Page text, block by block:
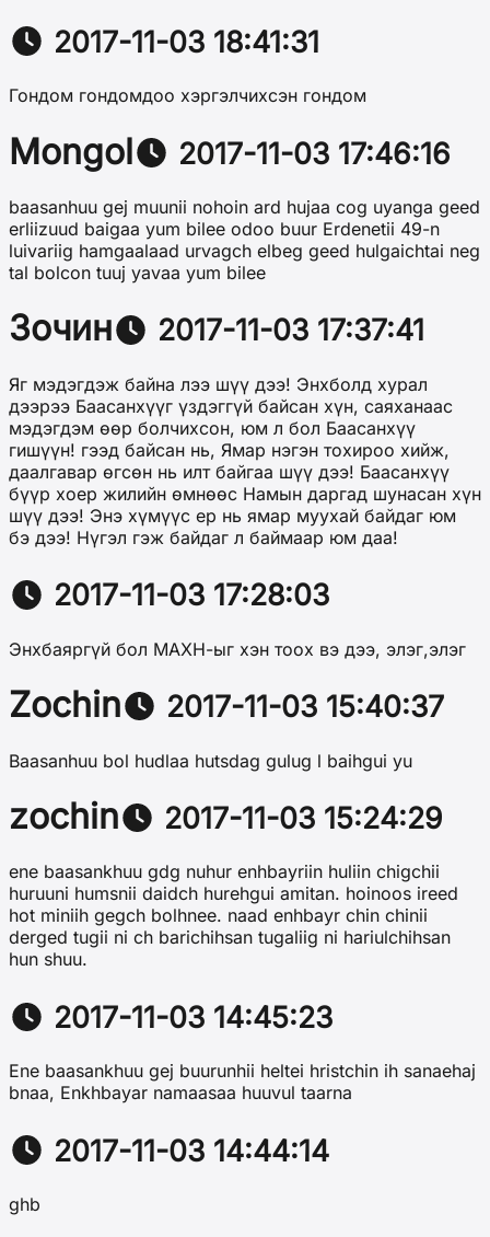
2017-11-03 18:41:31
Гондом гондомдоо хэргэлчихсэн гондом
Mongol 2017-11-03 17:46:16
baasanhuu gej muunii nohoin ard hujaa cog uyanga geed
erliizuud baigaa yum bilee odoo buur Erdenetii 49-n
luivariig hamgaalaad urvagch elbeg geed hulgaichtai neg
tal bolcon tuuj yavaa yum bilee
Зочин 2017-11-03 17:37:41
Яг мэдэгдэж байна лээ шүү дээ! Энхболд хурал
дээрээ Баасанхүүг үздэггүй байсан хүн, саяханаас
мэдэгдэм өөр болчихсон, юм л бол Баасанхүү
гишүүн! гээд байсан нь, Ямар нэгэн тохироо хийж,
даалгавар өгсөн нь илт байгаа шүү дээ! Баасанхүү
бүүр хоер жилийн өмнөөс Намын даргад шунасан хүн
шүү дээ! Энэ хүмүүс ер нь ямар муухай байдаг юм
бэ дээ! Нүгэл гэж байдаг л баймаар юм даа!
2017-11-03 17:28:03
Энхбаяргүй бол МАХН-ыг хэн тоох вэ дээ, элэг,элэг
Zochin 2017-11-03 15:40:37
Baasanhuu bol hudlaa hutsdag gulug l baihgui yu
zochin 2017-11-03 15:24:29
ene baasankhuu gdg nuhur enhbayriin huliin chigchii
huruuni humsnii daidch hurehgui amitan. hoinoos ireed
hot miniih gegch bolhnee. naad enhbayr chin chinii
derged tugii ni ch barichihsan tugaliig ni hariulchihsan
hun shuu.
2017-11-03 14:45:23
Ene baasankhuu gej buurunhii heltei hristchin ih sanaehaj
bnaa, Enkhbayar namaasaa huuvul taarna
2017-11-03 14:44:14
ghb